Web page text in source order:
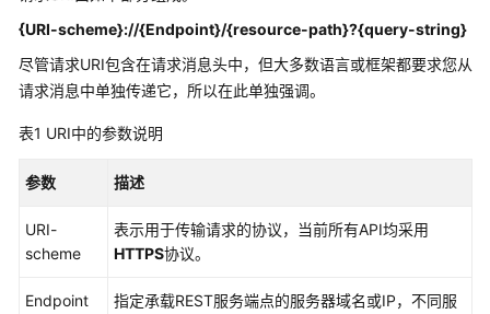
绍
计
费
说
速
入
{URI-scheme}://{Endpoint}/{resource-path}?{query-string}
尽管请求URI包含在请求消息头中，但大多数语言或框架都要求您从
请求消息中单独传递它，所以在此单独强调。
表1 URI中的参数说明
参数 描述
URI-
scheme
表示用于传输请求的协议，当前所有API均采用
HTTPS协议。
Endpoint
指定承载REST服务端点的服务器域名或IP，不同服